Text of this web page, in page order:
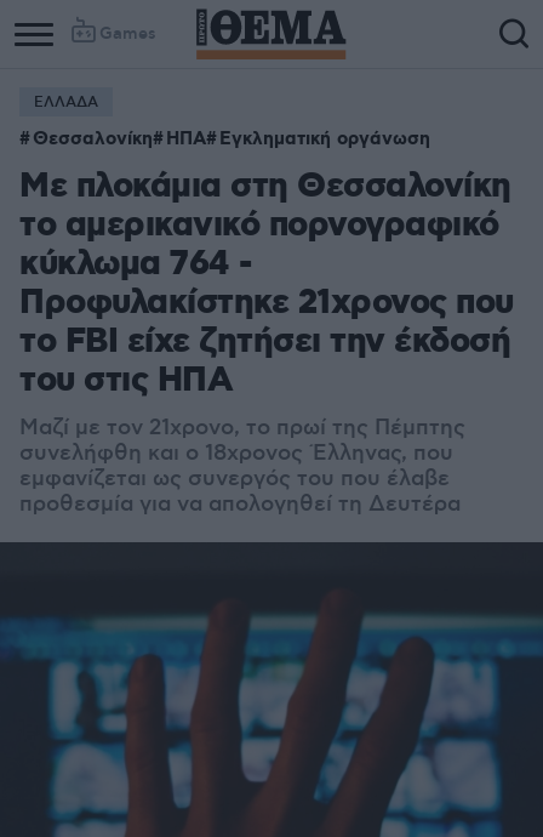
Games
Column
1
Column
2
ΕΛΛΑΔΑ
Θεσσαλονίκη ΗΠΑ Εγκληματική οργάνωση
Με πλοκάμια στη Θεσσαλονίκη
το αμερικανικό πορνογραφικό
κύκλωμα 764 -
Προφυλακίστηκε 21χρονος που
το FBI είχε ζητήσει την έκδοσή
του στις ΗΠΑ
Μαζί με τον 21χρονο, το πρωί της Πέμπτης
συνελήφθη και ο 18χρονος Έλληνας, που
εμφανίζεται ως συνεργός του που έλαβε
προθεσμία για να απολογηθεί τη Δευτέρα